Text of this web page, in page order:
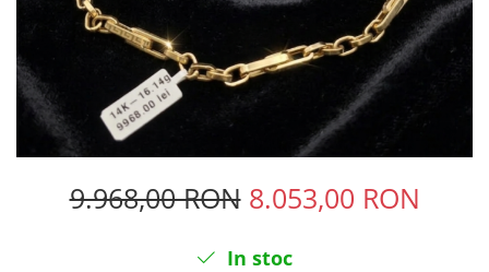
9.968,00 RON 8.053,00 RON
In stoc